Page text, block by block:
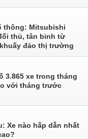
thông: Mitsubishi
thủ, tân binh từ
đảo thị trường
3.865 xe trong tháng
với tháng trước
Xe nào hấp dẫn nhất